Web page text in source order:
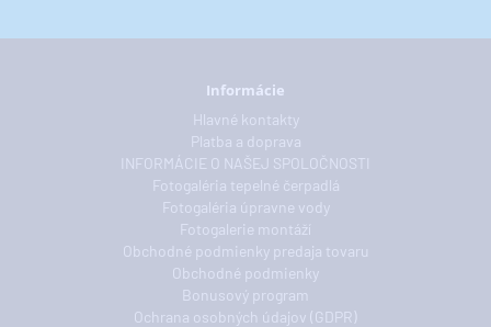
Informácie
Hlavné kontakty
Platba a doprava
INFORMÁCIE O NAŠEJ SPOLOČNOSTI
Fotogaléria tepelné čerpadlá
Fotogaléria úpravne vody
Fotogalerie montáží
Obchodné podmienky predaja tovaru
Obchodné podmienky
Bonusový program
Ochrana osobných údajov (GDPR)